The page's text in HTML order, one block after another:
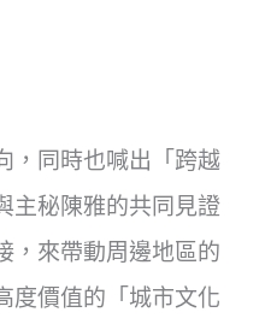
，同時也喊出「跨越
主秘陳雅的共同見證
，來帶動周邊地區的
度價值的「城市文化